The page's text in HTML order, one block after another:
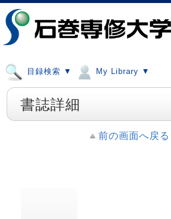
目録検索 ▼ My Library ▼
書誌詳細
前の画面へ戻る